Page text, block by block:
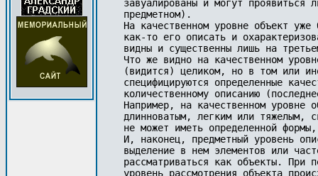
завуалированы и могут
предметном).
На качественном уровне объект
как-то его описать и
видны и существенны лишь на
Что же видно на качественном
(видится) целиком, но в том или
специфицируются определенные
количественному описанию
Например, на качественном уровне
длинноватым, легким или тяжелым,
не может иметь определенной
И, наконец, предметный уровень
выделение в нем элементов или
рассматриваться как объекты. При
уровень рассмотрения объекта